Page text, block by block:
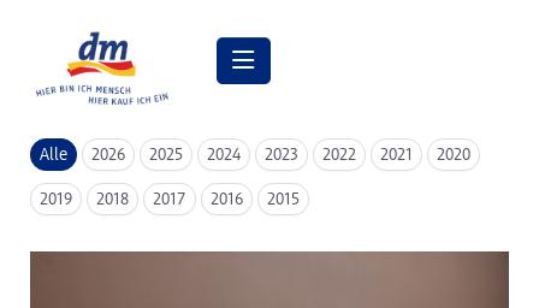
Pressemitteilungen
Pressebilder
Alle 2026 2025 2024 2023 2022 2021 2020
2019 2018 2017 2016 2015